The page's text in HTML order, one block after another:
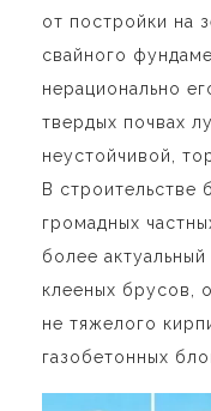
от постройки на
свайного
нерационально
твердых почвах
неустойчивой,
В строительстве
громадных
более
клееных брусов,
не тяжелого
газобетонных